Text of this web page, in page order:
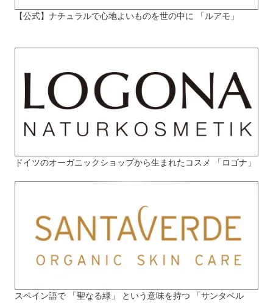
【公式】ナチュラルで心地よいものを世の中に 「ルアモ」
ドイツのオーガニックショップから生まれたコスメ 「ロゴナ」
スペイン語で 「聖なる緑」 という意味を持つ 「サンタベル